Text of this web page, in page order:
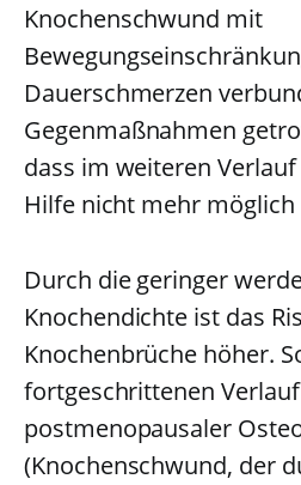
Knochenschwund mit
Dauerschmerzen
Gegenmaßnahmen
dass im weiteren
Hilfe nicht mehr möglich
Durch die geringer
Knochendichte ist das
Knochenbrüche höher.
fortgeschrittenen
postmenopausaler
(Knochenschwund, der